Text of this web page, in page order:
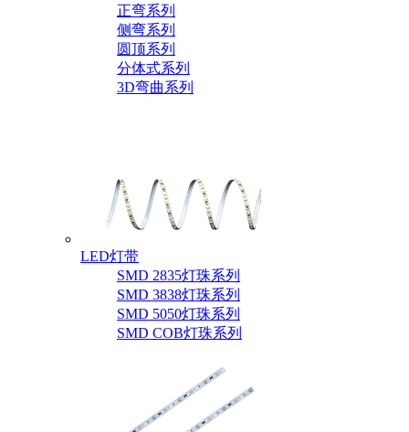
正弯系列
侧弯系列
圆顶系列
分体式系列
3D弯曲系列
LED灯带
SMD 2835灯珠系列
SMD 3838灯珠系列
SMD 5050灯珠系列
SMD COB灯珠系列